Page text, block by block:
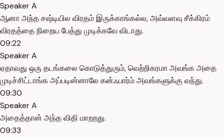
Speaker A
ஆனா அந்த சஷ்டியில விரதம் இருக்காங்கல்ல, அவ்வளவு சீக்கிரம்
விரதத்தை நிறைய பேத்து முடிக்கவே விடாது.
09:22
Speaker A
ஏதாவது ஒரு தடங்கலை கொடுத்துரும், வெற்றிகரமா அவங்க அதை
முடிச்சிட்டாங்க அப்படின்னாலே கன்ஃபார்ம் அவங்களுக்கு வந்து.
09:30
Speaker A
அதைத்தான் அந்த விதி மாறறது.
09:33